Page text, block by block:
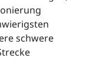
schwere